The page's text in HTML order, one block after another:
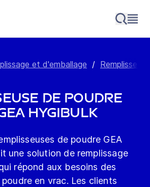
et d'emballage /
de poudre
HYGiBulk
de poudre GEA
une solution de remplissage
répond aux besoins des
en vrac. Les clients